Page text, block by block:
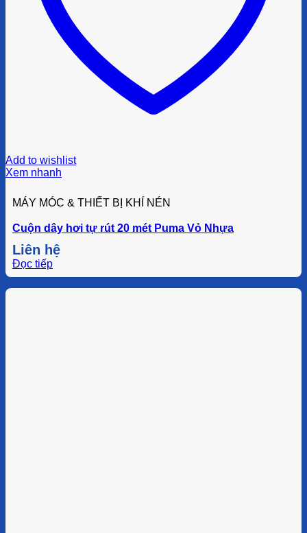
Add to wishlist
Xem nhanh
MÁY MÓC & THIẾT BỊ KHÍ NÉN
Cuộn dây hơi tự rút 20 mét Puma Vỏ Nhựa
Liên hệ
Đọc tiếp